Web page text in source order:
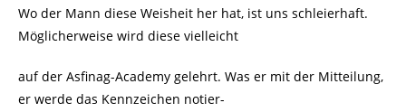
Wo der Mann diese Weisheit her hat, ist uns schleierhaft.
Möglicherweise wird diese vielleicht
auf der Asfinag-Academy gelehrt. Was er mit der Mitteilung,
er werde das Kennzeichen notier-